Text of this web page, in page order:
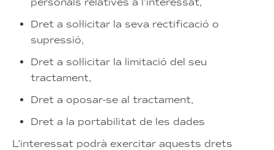
Dret a sol·licitar la seva rectificació o
supressió,
Dret a sol·licitar la limitació del seu
tractament,
Dret a oposar-se al tractament,
Dret a la portabilitat de les dades
L’interessat podrà exercitar aquests drets